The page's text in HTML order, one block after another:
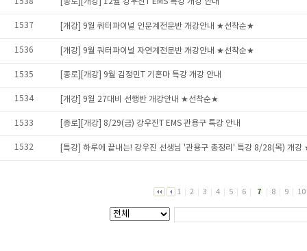
1537 [개강] 9월 쿼터파이널 인문계전문반 개강안내 ★선착순★
1536 [개강] 9월 쿼터파이널 자연계전문반 개강안내 ★선착순★
1535 [종로][개강] 9월 김정민T 기혼마 특강 개강 안내
1534 [개강] 9월 27대비 선행반 개강안내 ★선착순★
1533 [종로][개강] 8/29(금) 강우진T EMS 관용구 특강 안내
1532 [특강] 하루에 끝내는! 강우진 선생님 '관용구 총정리' 특강 8/28(목) 개
1 2 3 4 5 6 7 8 9 10